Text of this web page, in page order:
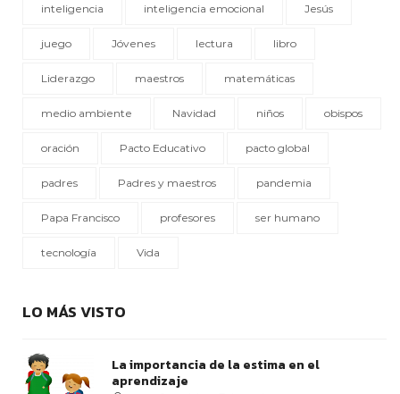
inteligencia inteligencia emocional Jesús
juego Jóvenes lectura libro
Liderazgo maestros matemáticas
medio ambiente Navidad niños obispos
oración Pacto Educativo pacto global
padres Padres y maestros pandemia
Papa Francisco profesores ser humano
tecnología Vida
LO MÁS VISTO
La importancia de la estima en el
aprendizaje